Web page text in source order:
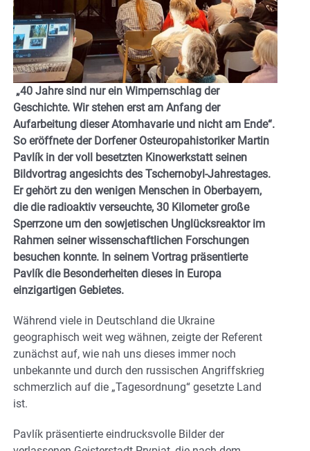
„40 Jahre sind nur ein Wimpernschlag der
Geschichte. Wir stehen erst am Anfang der
Aufarbeitung dieser Atomhavarie und nicht am Ende“.
So eröffnete der Dorfener Osteuropahistoriker Martin
Pavlík in der voll besetzten Kinowerkstatt seinen
Bildvortrag angesichts des Tschernobyl-Jahrestages.
Er gehört zu den wenigen Menschen in Oberbayern,
die die radioaktiv verseuchte, 30 Kilometer große
Sperrzone um den sowjetischen Unglücksreaktor im
Rahmen seiner wissenschaftlichen Forschungen
besuchen konnte. In seinem Vortrag präsentierte
Pavlík die Besonderheiten dieses in Europa
einzigartigen Gebietes.
Während viele in Deutschland die Ukraine
geographisch weit weg wähnen, zeigte der Referent
zunächst auf, wie nah uns dieses immer noch
unbekannte und durch den russischen Angriffskrieg
schmerzlich auf die „Tagesordnung“ gesetzte Land
ist.
Pavlík präsentierte eindrucksvolle Bilder der